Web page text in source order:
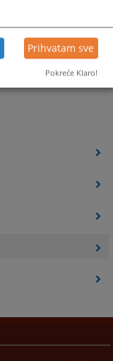
Prihvatam sve
Pokreće Klaro!